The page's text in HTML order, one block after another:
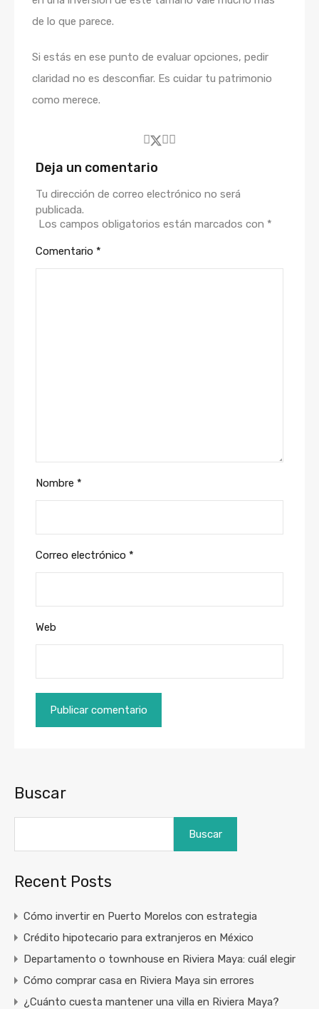
de lo que parece.
Si estás en ese punto de evaluar opciones, pedir
claridad no es desconfiar. Es cuidar tu patrimonio
como merece.
Deja un comentario
Tu dirección de correo electrónico no será
publicada.
Los campos obligatorios están marcados con *
Comentario *
Nombre *
Correo electrónico *
Web
Buscar
Buscar
Recent Posts
Cómo invertir en Puerto Morelos con estrategia
Crédito hipotecario para extranjeros en México
Departamento o townhouse en Riviera Maya: cuál elegir
Cómo comprar casa en Riviera Maya sin errores
¿Cuánto cuesta mantener una villa en Riviera Maya?